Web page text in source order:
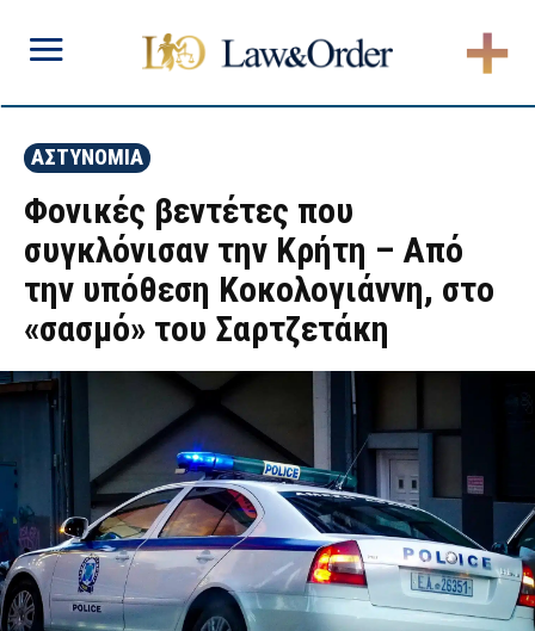
ΑΣΤΥΝΟΜΙΑ
Φονικές βεντέτες που
συγκλόνισαν την Κρήτη – Από
την υπόθεση Κοκολογιάννη, στο
«σασμό» του Σαρτζετάκη